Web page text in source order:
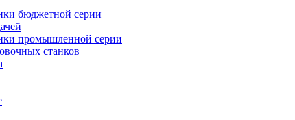
бюджетной серии
промышленной серии
станков